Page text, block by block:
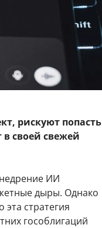
рискуют попасть
своей свежей
ИИ
дыры. Однако
стратегия
гособлигаций